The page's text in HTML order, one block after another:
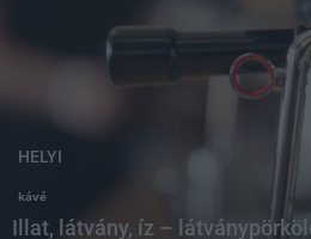
HELYI
kávé
Illat, látvány, íz –